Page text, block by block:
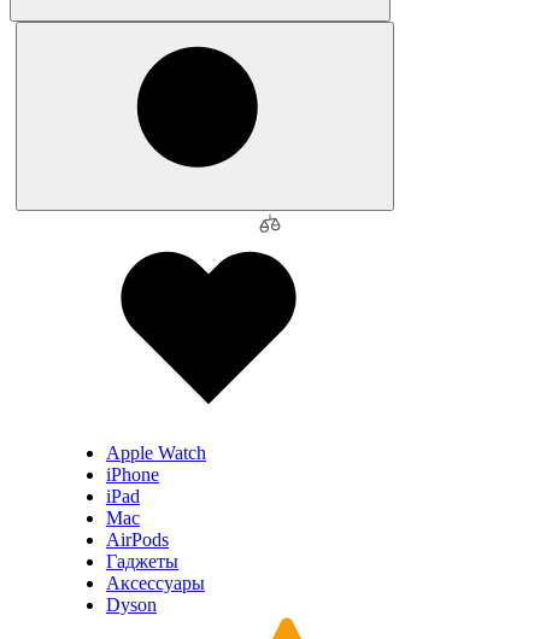
Apple Watch
iPhone
iPad
Mac
AirPods
Гаджеты
Аксессуары
Dyson